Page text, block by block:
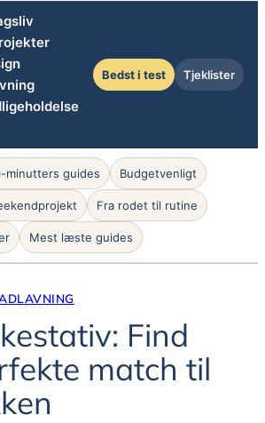
Bedst i test Tjeklister
minutters guides Budgetvenligt
Fra rodet til rutine
Mest læste guides
Find
match til